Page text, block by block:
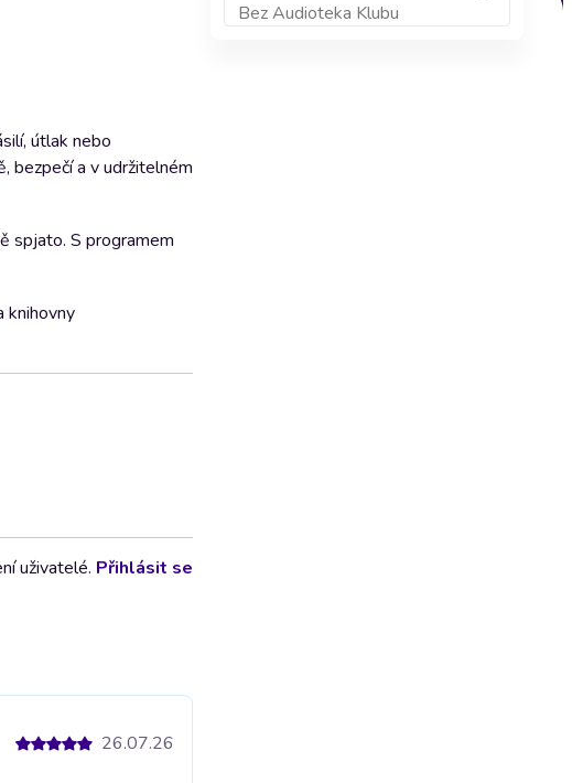
útlak nebo
bezpečí a v udržitelném
spjato. S programem
knihovny
uživatelé. Přihlásit se
26.07.26
Bez Audioteka Klubu
Přidat do košíku